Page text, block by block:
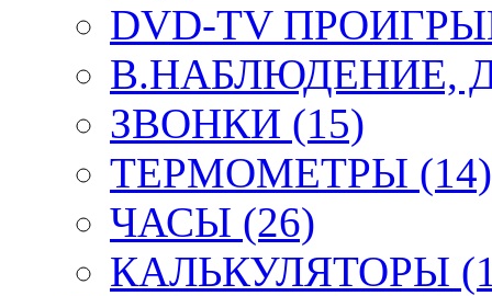
DVD-TV
В.НАБЛЮДЕНИЕ,
ЗВОНКИ (15)
ТЕРМОМЕТРЫ (14)
ЧАСЫ (26)
КАЛЬКУЛЯТОРЫ